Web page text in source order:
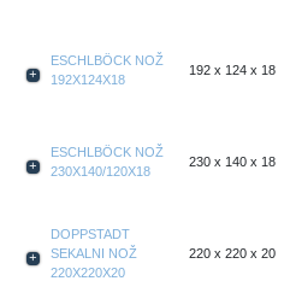
ESCHLBÖCK NOŽ
192X124X18
192 x 124 x 18
ESCHLBÖCK NOŽ
230X140/120X18
230 x 140 x 18
DOPPSTADT
SEKALNI NOŽ
220X220X20
220 x 220 x 20